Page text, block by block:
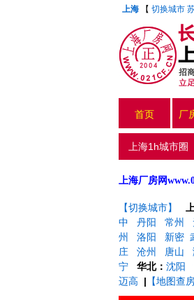
上海 【 切换城市
首页 厂
上海1h城市圈
上海厂房网
【切换城市】
中
丹阳 常州
州
洛阳 新密
庄
沧州 唐山
宁
华北： 沈阳
迈高
| 【地图查房